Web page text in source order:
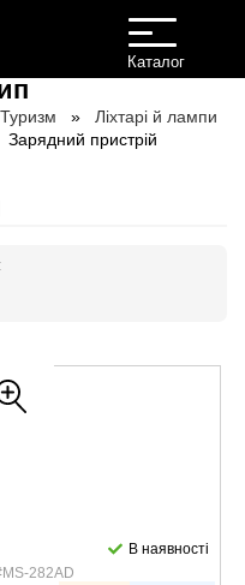
Toggle
navigation
Каталог
Туризм
Ліхтарі й лампи
Зарядний пристрій
282AD
В наявності